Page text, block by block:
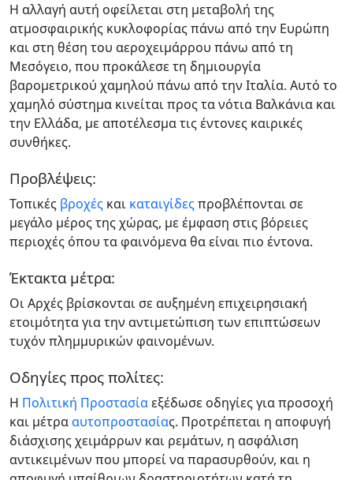
Η αλλαγή αυτή οφείλεται στη μεταβολή της
ατμοσφαιρικής κυκλοφορίας πάνω από την Ευρώπη
και στη θέση του αεροχειμάρρου πάνω από τη
Μεσόγειο, που προκάλεσε τη δημιουργία
βαρομετρικού χαμηλού πάνω από την Ιταλία. Αυτό το
χαμηλό σύστημα κινείται προς τα νότια Βαλκάνια και
την Ελλάδα, με αποτέλεσμα τις έντονες καιρικές
συνθήκες.
Προβλέψεις:
Τοπικές βροχές και καταιγίδεςπροβλέπονται σε
μεγάλο μέρος της χώρας, με έμφαση στις βόρειες
περιοχές όπου τα φαινόμενα θα είναι πιο έντονα.
Έκτακτα μέτρα:
Οι Αρχές βρίσκονται σε αυξημένη επιχειρησιακή
ετοιμότητα για την αντιμετώπιση των επιπτώσεων
τυχόν πλημμυρικών φαινομένων.
Οδηγίες προς πολίτες:
Η Πολιτική Προστασίαεξέδωσε οδηγίες για προσοχή
και μέτρααυτοπροστασίας. Προτρέπεται η αποφυγή
διάσχισης χειμάρρων και ρεμάτων, η ασφάλιση
αντικειμένων που μπορεί να παρασυρθούν, και η